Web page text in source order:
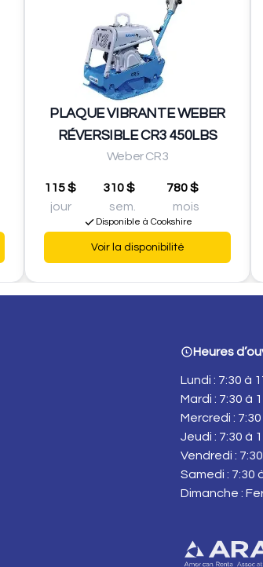
PLAQUE VIBRANTE WEBER
RÉVERSIBLE CR3 450LBS
Weber CR3
115 $
jour
310 $
sem.
780 $
mois
Disponible à Cookshire
Voir la disponibilité
Heures
Lundi : 7:30 à
Mardi : 7:30 à
Mercredi :
Jeudi : 7:30 à
Vendredi :
Samedi : 7:30
Dimanche :